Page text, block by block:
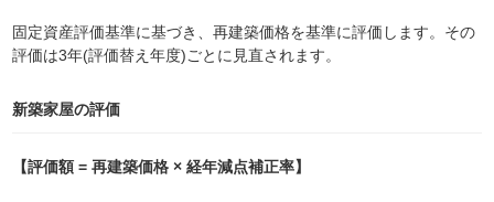
固定資産評価基準に基づき、再建築価格を基準に評価します。その
評価は3年(評価替え年度)ごとに見直されます。
新築家屋の評価
【評価額 = 再建築価格 × 経年減点補正率】